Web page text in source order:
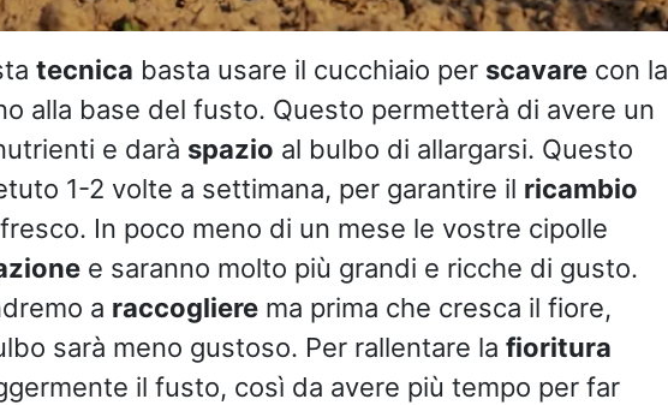
tecnica basta usare il cucchiaio per scavarecon la
alla base del fusto. Questo permetterà di avere un
e darà spazio al bulbo di allargarsi. Questo
1-2 volte a settimana, per garantire il ricambio
In poco meno di un mese le vostre cipolle
e saranno molto più grandi e ricche di gusto.
a raccoglierema prima che cresca il fiore,
sarà meno gustoso. Per rallentare la fioritura
il fusto, così da avere più tempo per far